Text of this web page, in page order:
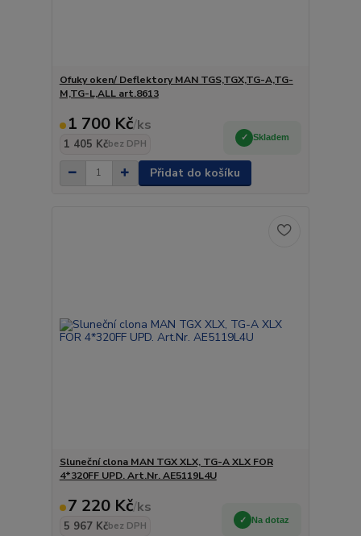
Ofuky oken/ Deflektory MAN TGS,TGX,TG-A,TG-
M,TG-L,ALL art.8613
1 700 Kč/ks
1 405 Kčbez DPH
Skladem
Přidat do košíku
Sluneční clona MAN TGX XLX, TG-A XLX FOR
4*320FF UPD. Art.Nr. AE5119L4U
7 220 Kč/ks
5 967 Kčbez DPH
Na dotaz